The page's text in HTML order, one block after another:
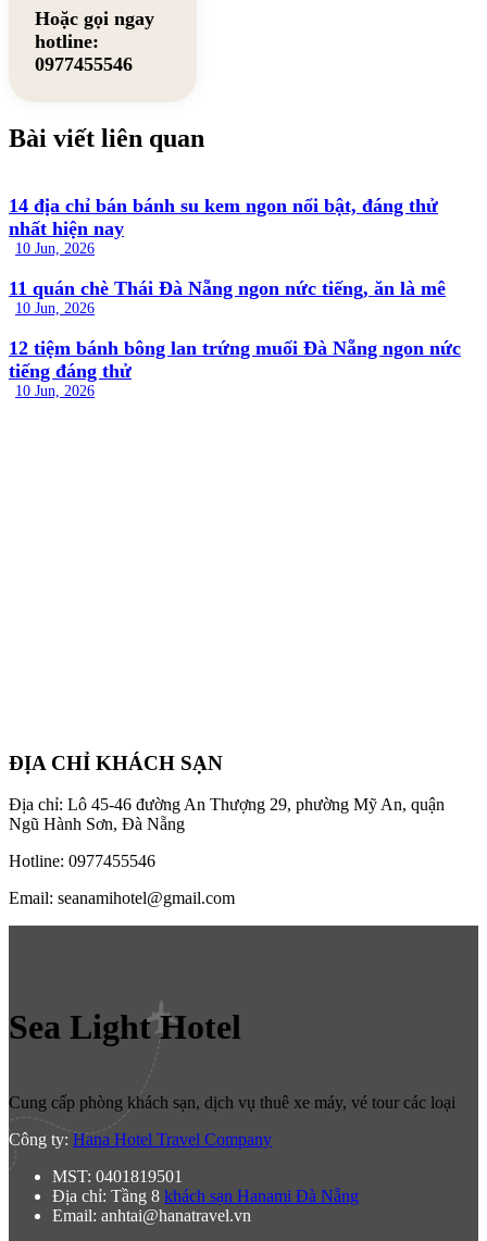
Hoặc gọi ngay
hotline:
0977455546
Bài viết liên quan
14 địa chỉ bán bánh su kem ngon nổi bật, đáng thử
nhất hiện nay
10 Jun, 2026
11 quán chè Thái Đà Nẵng ngon nức tiếng, ăn là mê
10 Jun, 2026
12 tiệm bánh bông lan trứng muối Đà Nẵng ngon nức
tiếng đáng thử
10 Jun, 2026
ĐỊA CHỈ KHÁCH SẠN
Địa chỉ: Lô 45-46 đường An Thượng 29, phường Mỹ An, quận
Ngũ Hành Sơn, Đà Nẵng
Hotline: 0977455546
Email: seanamihotel@gmail.com
Sea Light Hotel
Cung cấp phòng khách sạn, dịch vụ thuê xe máy, vé tour các loại
Công ty: Hana Hotel Travel Company
MST: 0401819501
Địa chỉ: Tầng 8 khách sạn Hanami Đà Nẵng
Email: anhtai@hanatravel.vn